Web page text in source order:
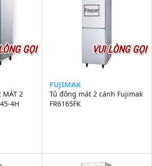
GỌI
MÁT 2
4H
VUI LÒNG GỌI
FUJIMAK
Tủ đông mát 2 cánh Fujimak
FR6165FK